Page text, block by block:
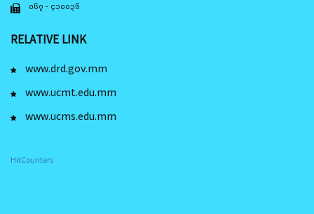
၀၆၇ - ၄၁၀၀၃၆
RELATIVE LINK
www.drd.gov.mm
www.ucmt.edu.mm
www.ucms.edu.mm
HitCounters